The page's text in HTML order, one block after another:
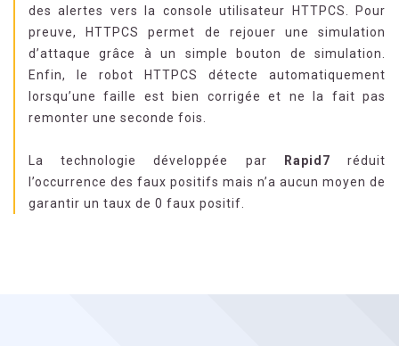
des alertes vers la console utilisateur HTTPCS. Pour
preuve, HTTPCS permet de rejouer une simulation
d’attaque grâce à un simple bouton de simulation.
Enfin, le robot HTTPCS détecte automatiquement
lorsqu’une faille est bien corrigée et ne la fait pas
remonter une seconde fois.
La technologie développée par Rapid7 réduit
l’occurrence des faux positifs mais n’a aucun moyen de
garantir un taux de 0 faux positif.